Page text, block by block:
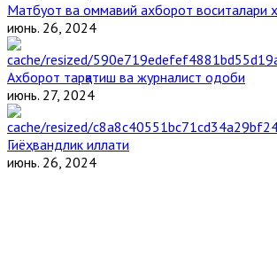
Матбуот ва оммавий ахборот воситалари
июнь. 26, 2024
Ахборот тарқатиш ва журналист одоби
июнь. 27, 2024
Гиёҳвандлик иллати
июнь. 26, 2024